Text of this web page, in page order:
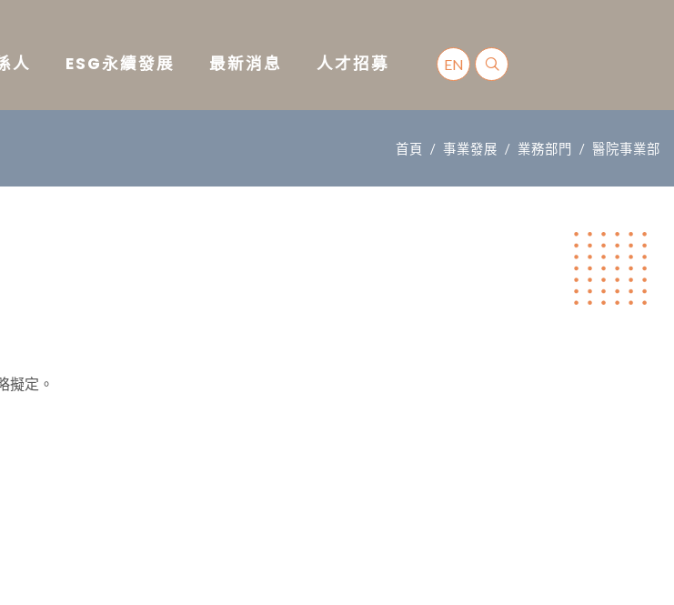
EN
人 ESG永續發展 最新消息 人才招募
首頁 事業發展 業務部門 醫院事業部
擬定。